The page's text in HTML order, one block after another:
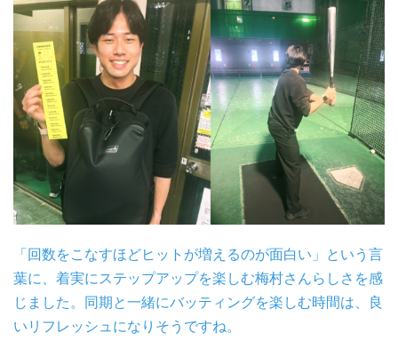
「回数をこなすほどヒットが増えるのが面白い」という言
葉に、着実にステップアップを楽しむ梅村さんらしさを感
じました。同期と一緒にバッティングを楽しむ時間は、良
いリフレッシュになりそうですね。